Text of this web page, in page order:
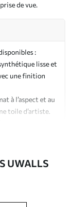
de vue.
:
lisse et
une finition
à l’aspect et au
toile d’artiste.
vernis
UWALLS